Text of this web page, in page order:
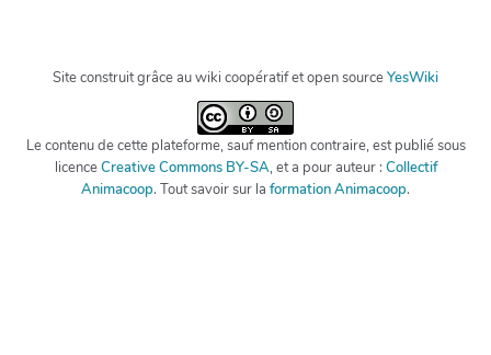
Site construit grâce au wiki coopératif et open sourceYesWiki
Le contenu de cette plateforme, sauf mention contraire, est publié sous
licenceCreative Commons BY-SA, et a pour auteur : Collectif
Animacoop. Tout savoir sur la formation Animacoop.